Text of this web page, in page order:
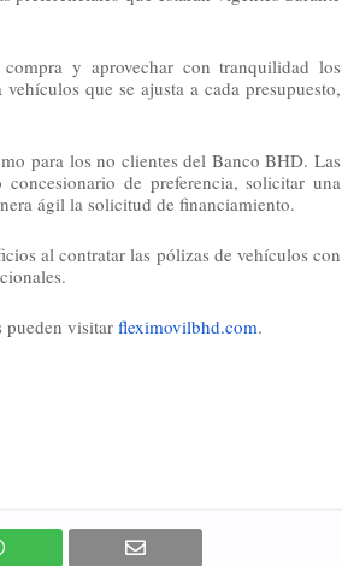
y aprovechar con tranquilidad los
que se ajusta a cada presupuesto,
para los no clientes del Banco BHD. Las
de preferencia, solicitar una
ágil la solicitud de financiamiento.
al contratar las pólizas de vehículos con
pueden visitar fleximovilbhd.com.